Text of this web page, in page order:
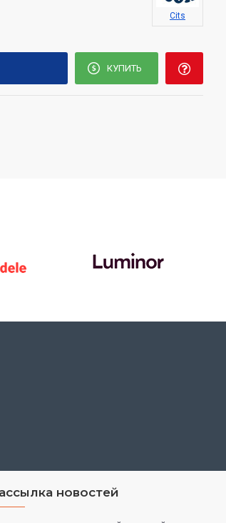
Cits
КУПИТЬ
новостей